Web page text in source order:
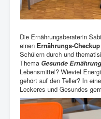
Die Ernährungsberaterin
einen Ernährungs-Checkup
Schülern durch und
Thema Gesunde Ernährung
Lebensmittel? Wieviel
gehört auf den Teller? In
Leckeres und Gesundes